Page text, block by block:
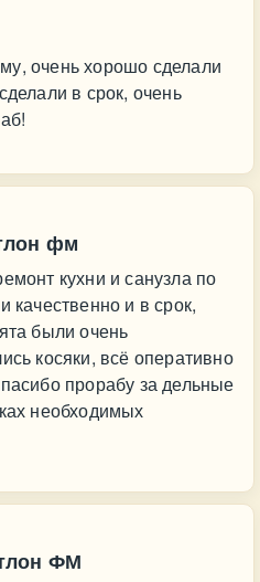
очень хорошо сделали
в срок, очень
фм
кухни и санузла по
качественно и в срок,
были очень
косяки, всё оперативно
прорабу за дельные
необходимых
ФМ